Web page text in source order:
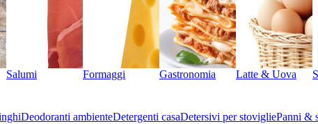
Salumi Formaggi Gastronomia Latte & Uova
Deodoranti ambienteDetergenti casaDetersivi per stovigliePanni &